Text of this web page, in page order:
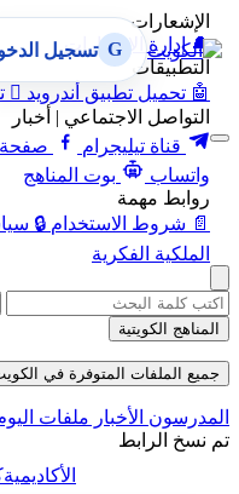
الإشعارات
🔔 إدارة الإشعارات
التطبيقات
🤖 تحميل تطبيق أندرويد 
التواصل الاجتماعي | أخبار
قناة تيليجرام
صفحة
واتساب
بوت المناهج
روابط مهمة
📄
شروط الاستخدام 🔒
الملكية الفكرية
G تسجيل
المناهج الكويتية
جميع الملفات المتوفرة في الكويت حتى
المدرسونالأخبار ملفات اليوم
تم نسخ الرابط
الأكاديمية